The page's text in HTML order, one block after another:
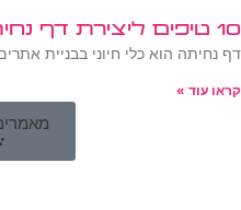
10 טיפים ליצירת דף נחיתה שממיר
דף נחיתה הוא כלי חיוני בבניית
קראו עוד »